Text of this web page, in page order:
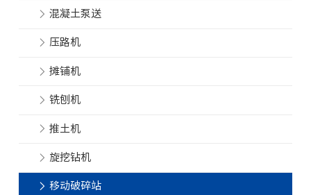
混凝土泵送
压路机
摊铺机
铣刨机
推土机
旋挖钻机
移动破碎站